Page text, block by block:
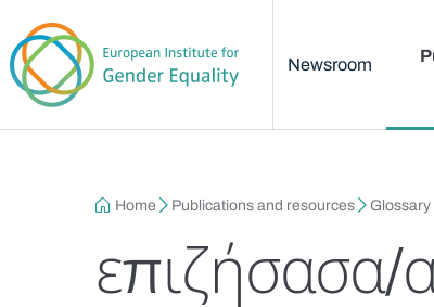
Newsroom
Breadcrumb
Home Publications and resources
επιζήσασα/